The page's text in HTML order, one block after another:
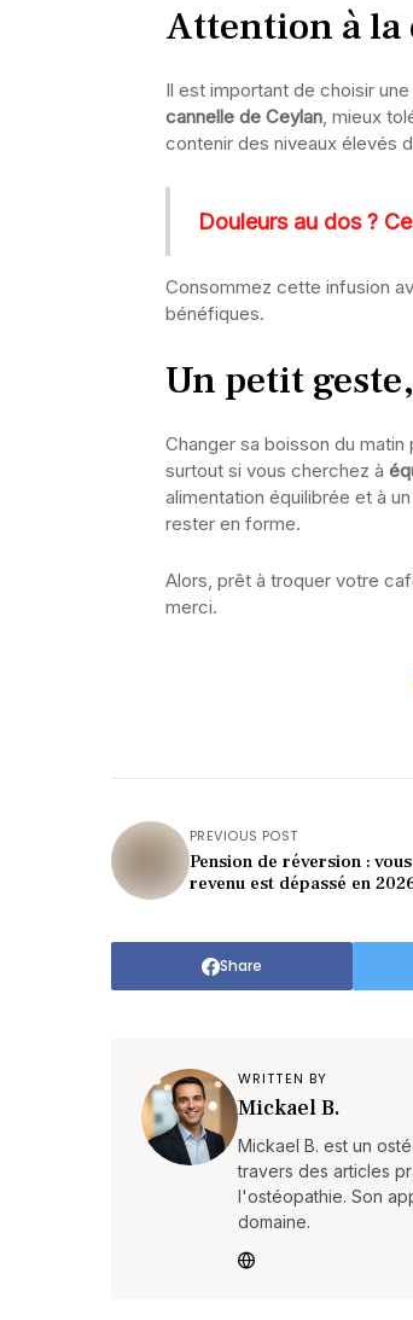
Attention à la
Il est important de choisir
cannelle de Ceylan, mieux
contenir des niveaux élevés
Douleurs au dos ?
Consommez cette infusion
bénéfiques.
Un petit
Changer sa boisson du
surtout si vous cherchez à
alimentation équilibrée et à
rester en forme.
Alors, prêt à troquer votre
merci.
PREVIOUS POST
Pension de réversion :
revenu est dépassé en
Share
WRITTEN BY
Mickael B.
Mickael B. est un
travers des articles
l'ostéopathie. Son
domaine.